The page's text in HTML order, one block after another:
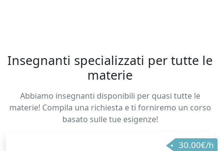
Insegnanti specializzati per tutte le
materie
Abbiamo insegnanti disponibili per quasi tutte le
materie! Compila una richiesta e ti forniremo un corso
basato sulle tue esigenze!
30.00€/h